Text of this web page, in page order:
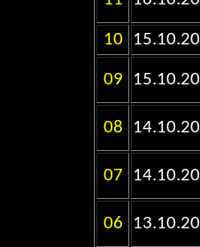
10
09
08
07
06